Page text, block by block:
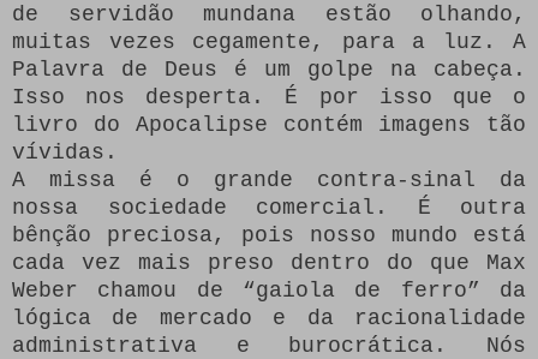
de servidão mundana estão olhando,
muitas vezes cegamente, para a luz.
A
Palavra de Deus é um golpe na cabeça.
Isso nos desperta.
É por isso que o
livro do Apocalipse contém imagens tão
vívidas.
A missa é o grande contra-sinal da
nossa sociedade comercial.
É outra
bênção preciosa, pois nosso mundo está
cada vez mais preso dentro do que Max
Weber chamou de “gaiola de ferro” da
lógica de mercado e da racionalidade
administrativa e burocrática.
Nós